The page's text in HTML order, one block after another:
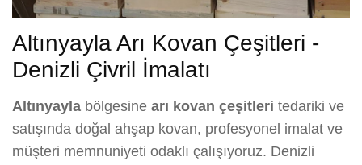
Altınyayla Arı Kovan Çeşitleri -
Denizli Çivril İmalatı
Altınyayla bölgesine arı kovan çeşitleri tedariki ve
satışında doğal ahşap kovan, profesyonel imalat ve
müşteri memnuniyeti odaklı çalışıyoruz. Denizli